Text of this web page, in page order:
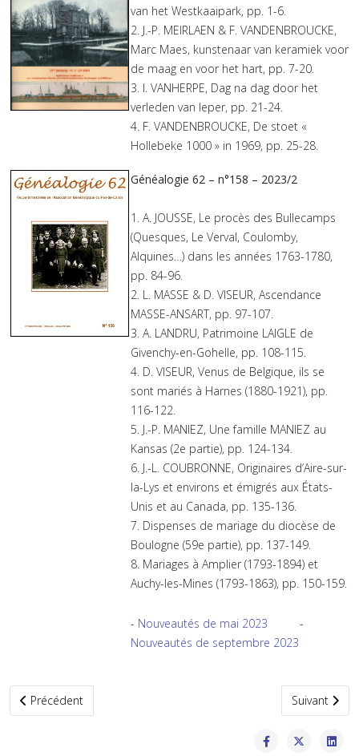
van het Westkaaipark, pp. 1-6.
2. J.-P. MEIRLAEN & F. VANDENBROUCKE,
Marc Maes, kunstenaar van keramiek voor
de maag en voor het hart, pp. 7-20.
3. I. VANHERPE, Dag na dag door het
verleden van Ieper, pp. 21-24.
4. F. VANDENBROUCKE, De stoet «
Hollebeke 1000 » in 1969, pp. 25-28.
Généalogie 62 – n°158 – 2023/2
1. A. JOUSSE, Le procès des Bullecamps
(Quesques, Le Verval, Coulomby,
Alquines…) dans les années 1763-1780,
pp. 84-96.
2. L. MASSE & D. VISEUR, Ascendance
MASSE-ANSART, pp. 97-107.
3. A. LANDRU, Patrimoine LAIGLE de
Givenchy-en-Gohelle, pp. 108-115.
4. D. VISEUR, Venus de Belgique, ils se
sont mariés à Harnes (1880-1921), pp.
116-122.
5. J.-P. MANIEZ, Une famille MANIEZ au
Kansas (2e partie), pp. 124-134.
6. J.-L. COUBRONNE, Originaires d’Aire-sur-
la-Lys et environs et émigrés aux États-
Unis et au Canada, pp. 135-136.
7. Dispenses de mariage du diocèse de
Boulogne (59e partie), pp. 137-149.
8. Mariages à Amplier (1793-1894) et
Auchy-les-Mines (1793-1863), pp. 150-159.
- Nouveautés de mai 2023 -
Nouveautés de septembre 2023
Article précédent : Nouveautés mai 2023
Précédent Article
Suivant